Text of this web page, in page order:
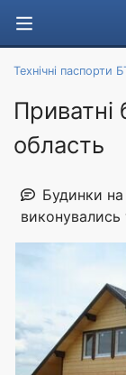
Технічні паспорти
Приватні
область
Будинки на
виконувались